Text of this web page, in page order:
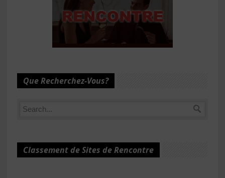
Que Recherchez-Vous?
Classement de Sites de Rencontre